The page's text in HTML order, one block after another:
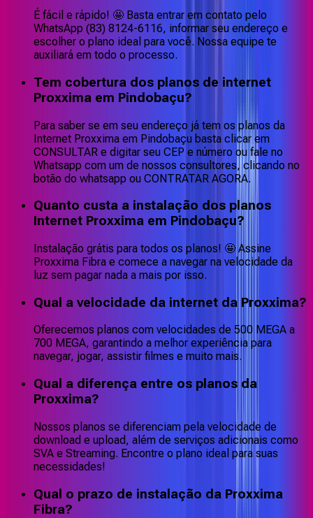
É fácil e rápido! 🤩 Basta entrar em contato pelo
WhatsApp (83) 8124-6116, informar seu endereço e
escolher o plano ideal para você. Nossa equipe te
auxiliará em todo o processo.
Tem cobertura dos planos de internet
Proxxima em Pindobaçu?
Para saber se em seu endereço já tem os planos da
Internet Proxxima em Pindobaçu basta clicar em
CONSULTAR e digitar seu CEP e número ou fale no
Whatsapp com um de nossos consultores, clicando no
botão do whatsapp ou CONTRATAR AGORA.
Quanto custa a instalação dos planos
Internet Proxxima em Pindobaçu?
Instalação grátis para todos os planos! 🤩 Assine
Proxxima Fibra e comece a navegar na velocidade da
luz sem pagar nada a mais por isso.
Qual a velocidade da internet da Proxxima?
Oferecemos planos com velocidades de 500 MEGA a
700 MEGA, garantindo a melhor experiência para
navegar, jogar, assistir filmes e muito mais.
Qual a diferença entre os planos da
Proxxima?
Nossos planos se diferenciam pela velocidade de
download e upload, além de serviços adicionais como
SVA e Streaming. Encontre o plano ideal para suas
necessidades!
Qual o prazo de instalação da Proxxima
Fibra?